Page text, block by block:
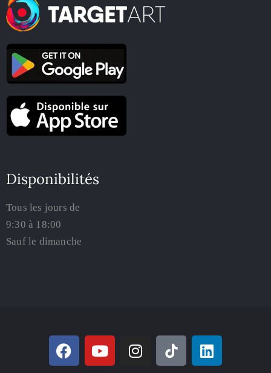
Disponibilités
Tous les jours de
9:30 à 18:00
Sauf le dimanche